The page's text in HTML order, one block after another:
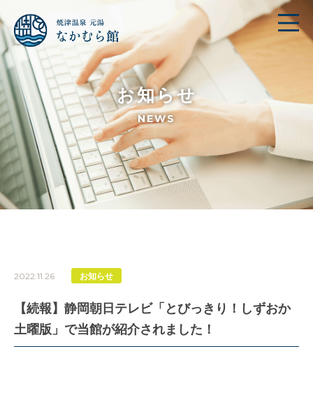
お知らせ
NEWS
2022.11.26 お知らせ
【続報】静岡朝日テレビ「とびっきり！しずおか
土曜版」で当館が紹介されました！